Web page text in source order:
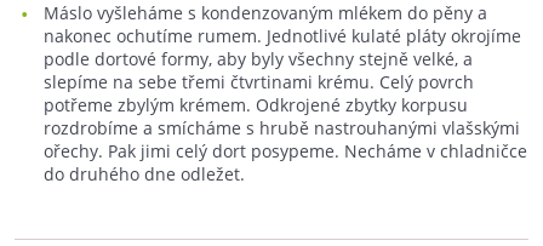
Máslo vyšleháme s kondenzovaným mlékem do pěny a
nakonec ochutíme rumem. Jednotlivé kulaté pláty okrojíme
podle dortové formy, aby byly všechny stejně velké, a
slepíme na sebe třemi čtvrtinami krému. Celý povrch
potřeme zbylým krémem. Odkrojené zbytky korpusu
rozdrobíme a smícháme s hrubě nastrouhanými vlašskými
ořechy. Pak jimi celý dort posypeme. Necháme v chladničce
do druhého dne odležet.